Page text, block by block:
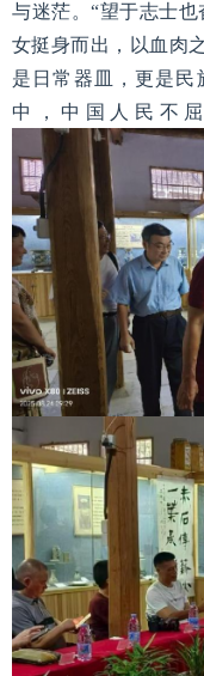
与迷茫。“望于志士
女挺身而出，以血肉
是日常器皿，更是民
中，中国人民不